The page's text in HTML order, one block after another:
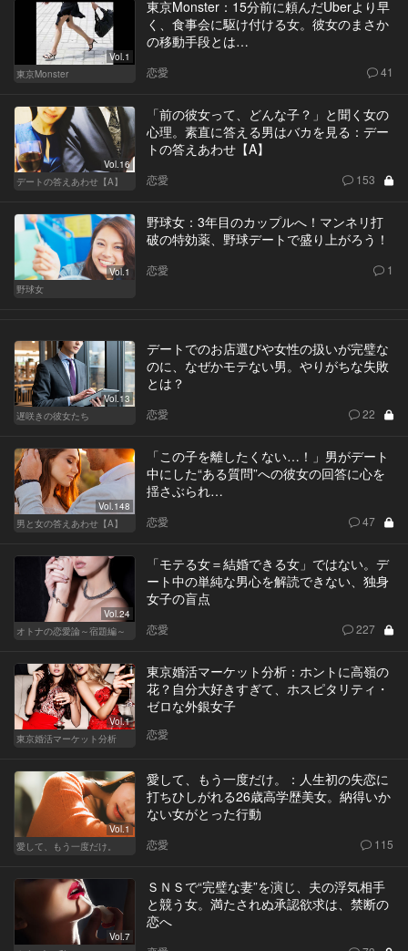
Vol.1
東京Monster
東京Monster：15分前に頼んだUberより早
く、食事会に駆け付ける女。彼女のまさか
の移動手段とは…
恋愛 41
Vol.16
デートの答えあわせ【A】
「前の彼女って、どんな子？」と聞く女の
心理。素直に答える男はバカを見る：デー
トの答えあわせ【A】
恋愛 153
Vol.1
野球女
野球女：3年目のカップルへ！マンネリ打
破の特効薬、野球デートで盛り上がろう！
恋愛 1
Vol.13
遅咲きの彼女たち
デートでのお店選びや女性の扱いが完璧な
のに、なぜかモテない男。やりがちな失敗
とは？
恋愛 22
Vol.148
男と女の答えあわせ【A】
「この子を離したくない…！」男がデート
中にした“ある質問”への彼女の回答に心を
揺さぶられ…
恋愛 47
Vol.24
オトナの恋愛論～宿題編～
「モテる女＝結婚できる女」ではない。デ
ート中の単純な男心を解読できない、独身
女子の盲点
恋愛 227
Vol.1
東京婚活マーケット分析
東京婚活マーケット分析：ホントに高嶺の
花？自分大好きすぎて、ホスピタリティ・
ゼロな外銀女子
恋愛
Vol.1
愛して、もう一度だけ。
愛して、もう一度だけ。：人生初の失恋に
打ちひしがれる26歳高学歴美女。納得いか
ない女がとった行動
恋愛 115
Vol.7
ＳＮＳで“完璧な妻”を演じ、夫の浮気相手
と競う女。満たされぬ承認欲求は、禁断の
恋へ